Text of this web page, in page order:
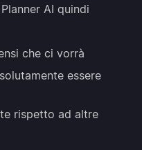
AI quindi
che ci vorrà
essere
rispetto ad altre